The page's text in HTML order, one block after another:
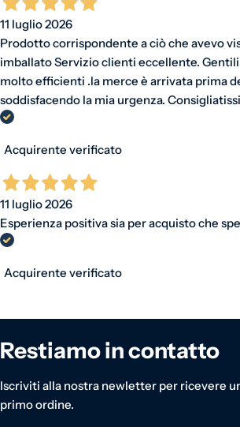
11 luglio 2026
Prodotto corrispondente a ciò che avevo
imballato Servizio clienti eccellente.
molto efficienti .la merce è arrivata prima
soddisfacendo la mia urgenza.
Acquirente verificato
11 luglio 2026
Esperienza positiva sia per acquisto che
Acquirente verificato
Restiamo in contatto
Iscriviti alla nostra newletter per ricevere
primo ordine.